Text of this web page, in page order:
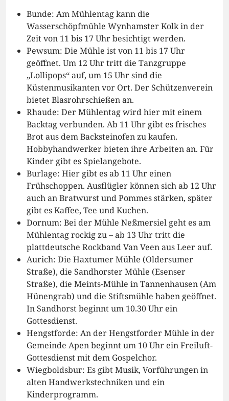
Bunde: Am Mühlentag kann die
Wasserschöpfmühle Wynhamster Kolk in der
Zeit von 11 bis 17 Uhr besichtigt werden.
Pewsum: Die Mühle ist von 11 bis 17 Uhr
geöffnet. Um 12 Uhr tritt die Tanzgruppe
„Lollipops“ auf, um 15 Uhr sind die
Küstenmusikanten vor Ort. Der Schützenverein
bietet Blasrohrschießen an.
Rhaude: Der Mühlentag wird hier mit einem
Backtag verbunden. Ab 11 Uhr gibt es frisches
Brot aus dem Backsteinofen zu kaufen.
Hobbyhandwerker bieten ihre Arbeiten an. Für
Kinder gibt es Spielangebote.
Burlage: Hier gibt es ab 11 Uhr einen
Frühschoppen. Ausflügler können sich ab 12 Uhr
auch an Bratwurst und Pommes stärken, später
gibt es Kaffee, Tee und Kuchen.
Dornum: Bei der Mühle Neßmersiel geht es am
Mühlentag rockig zu – ab 13 Uhr tritt die
plattdeutsche Rockband Van Veen aus Leer auf.
Aurich: Die Haxtumer Mühle (Oldersumer
Straße), die Sandhorster Mühle (Esenser
Straße), die Meints-Mühle in Tannenhausen (Am
Hünengrab) und die Stiftsmühle haben geöffnet.
In Sandhorst beginnt um 10.30 Uhr ein
Gottesdienst.
Hengstforde: An der Hengstforder Mühle in der
Gemeinde Apen beginnt um 10 Uhr ein Freiluft-
Gottesdienst mit dem Gospelchor.
Wiegboldsbur: Es gibt Musik, Vorführungen in
alten Handwerkstechniken und ein
Kinderprogramm.